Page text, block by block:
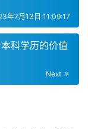
的重点。考生可
进行阅读练习。
运用。
考的方法
年7月13日 11:09:17
科学历的价值
Next